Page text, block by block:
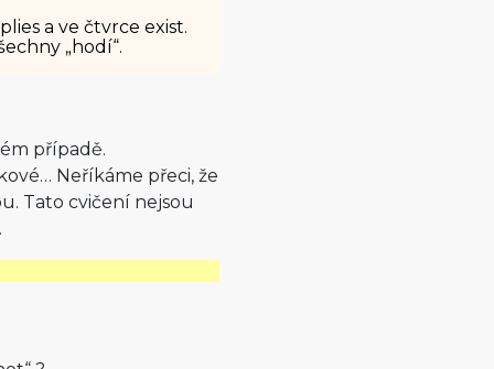
a ve čtvrce exist.
„hodí“.
případě.
Neříkáme přeci, že
Tato cvičení nejsou